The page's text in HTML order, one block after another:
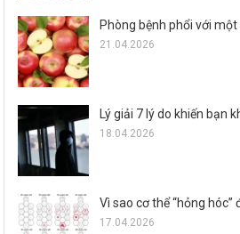
Phòng bệnh phổi với
21.04.2026
Lý giải 7 lý do khiến bạn
18.04.2026
Vì sao cơ thể “hỏng
17.04.2026